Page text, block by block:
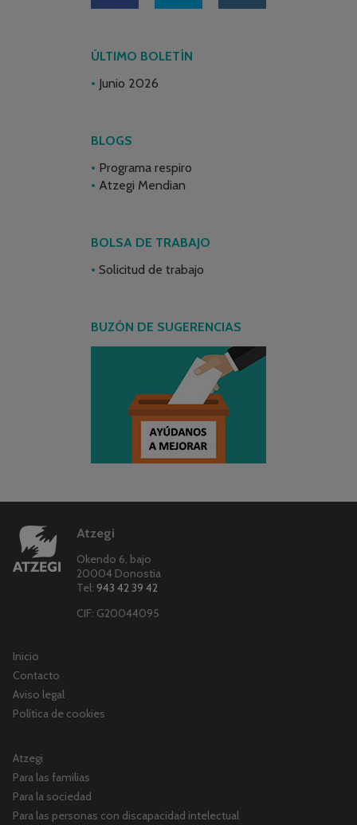
ÚLTIMO BOLETÍN
Junio 2026
BLOGS
Programa respiro
Atzegi Mendian
BOLSA DE TRABAJO
Solicitud de trabajo
BUZÓN DE SUGERENCIAS
Atzegi
Okendo 6, bajo
20004 Donostia
Tel: 943 42 39 42
CIF: G20044095
Inicio
Contacto
Aviso legal
Política de cookies
Atzegi
Para las familias
Para la sociedad
Para las personas con discapacidad intelectual